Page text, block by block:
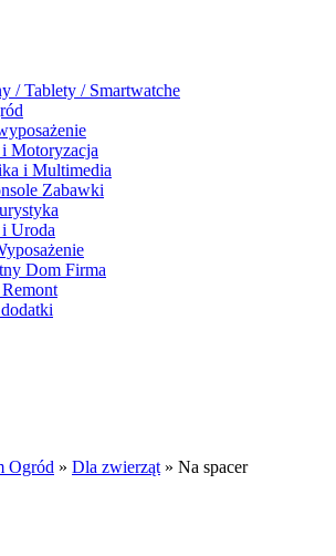
/ Tablety / Smartwatche
i Motoryzacja
i Multimedia
Zabawki
Uroda
Dom Firma
Ogród » Dla zwierząt » Na spacer